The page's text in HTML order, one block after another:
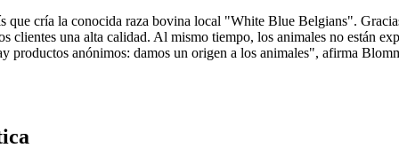
cría la conocida raza bovina local "White Blue Belgians".
clientes una alta calidad. Al mismo tiempo, los animales no están
productos anónimos: damos un origen a los animales", afirma